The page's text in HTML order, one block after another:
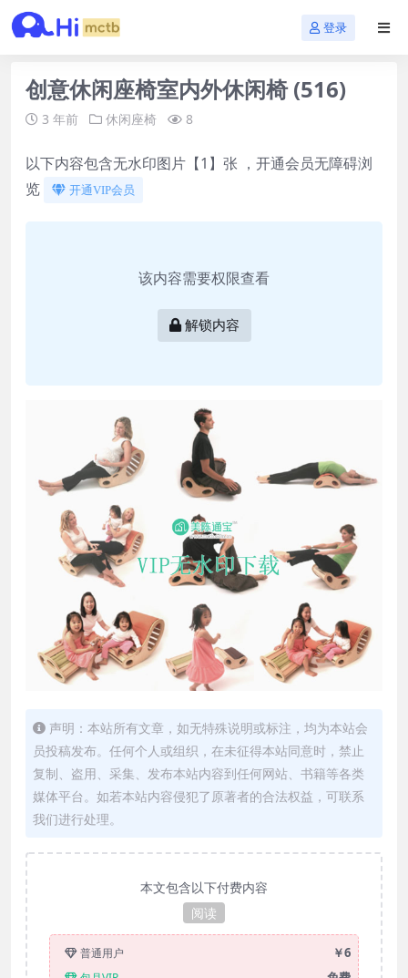
登录
创意休闲座椅室内外休闲椅 (516)
3 年前 休闲座椅 8
以下内容包含无水印图片【1】张 ，开通会员无障碍浏
览
开通VIP会员
该内容需要权限查看
解锁内容
声明：本站所有文章，如无特殊说明或标注，均为本站会
员投稿发布。任何个人或组织，在未征得本站同意时，禁止
复制、盗用、采集、发布本站内容到任何网站、书籍等各类
媒体平台。如若本站内容侵犯了原著者的合法权益，可联系
我们进行处理。
本文包含以下付费内容
阅读
普通用户 ￥6